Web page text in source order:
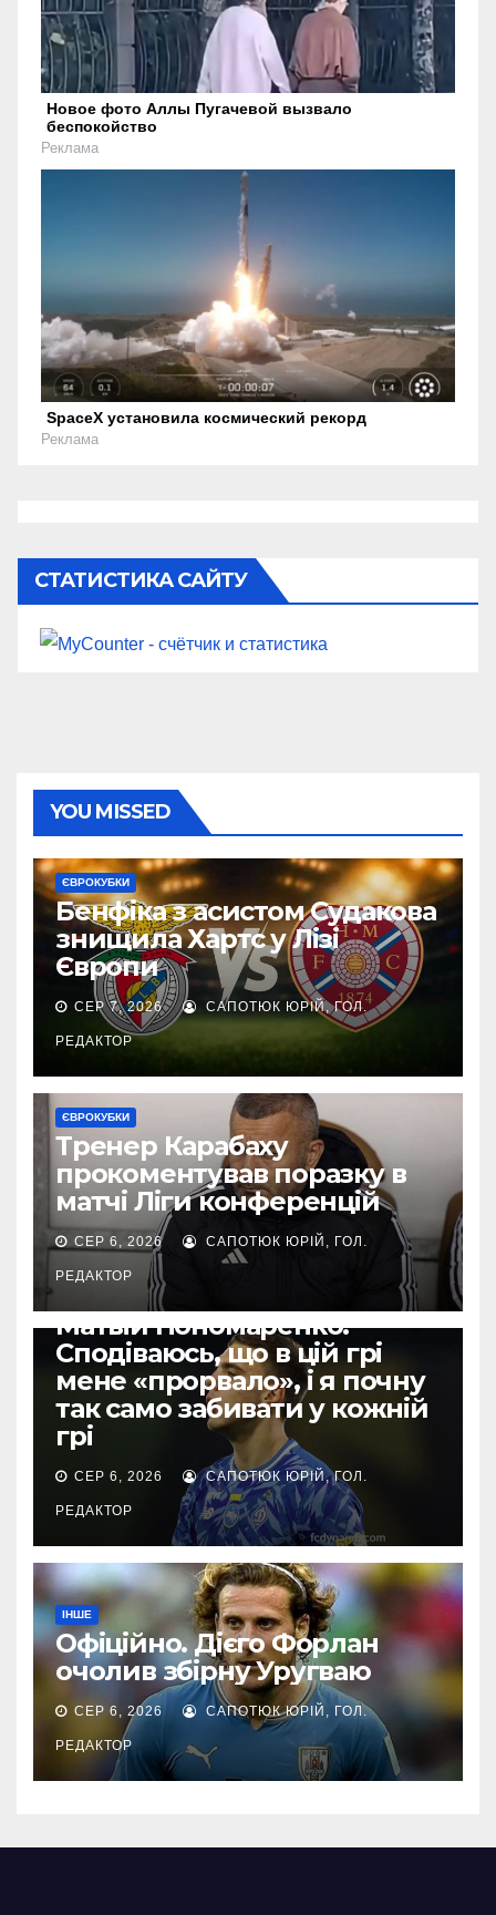
Новое фото Аллы Пугачевой вызвало
беспокойство
Реклама
SpaceX установила космический рекорд
Реклама
СТАТИСТИКА САЙТУ
YOU MISSED
ЄВРОКУБКИ
Бенфіка з асистом Судакова
знищила Хартс у Лізі
Європи
СЕР 7, 2026 САПОТЮК ЮРІЙ, ГОЛ.
РЕДАКТОР
ЄВРОКУБКИ
Тренер Карабаху
прокоментував поразку в
матчі Ліги конференцій
СЕР 6, 2026 САПОТЮК ЮРІЙ, ГОЛ.
РЕДАКТОР
Матвій Пономаренко:
Сподіваюсь, що в цій грі
мене «прорвало», і я почну
так само забивати у кожній
грі
СЕР 6, 2026 САПОТЮК ЮРІЙ, ГОЛ.
РЕДАКТОР
ІНШЕ
Офіційно. Дієго Форлан
очолив збірну Уругваю
СЕР 6, 2026 САПОТЮК ЮРІЙ, ГОЛ.
РЕДАКТОР